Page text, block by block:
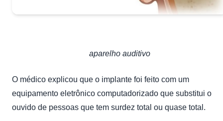
aparelho auditivo
O médico explicou que o implante foi feito com um
equipamento eletrônico computadorizado que substitui o
ouvido de pessoas que tem surdez total ou quase total.